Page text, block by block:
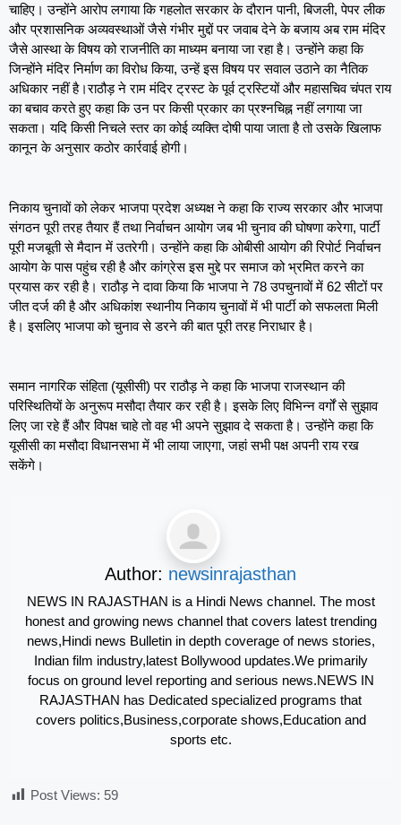
चाहिए। उन्होंने आरोप लगाया कि गहलोत सरकार के दौरान पानी, बिजली, पेपर लीक
और प्रशासनिक अव्यवस्थाओं जैसे गंभीर मुद्दों पर जवाब देने के बजाय अब राम मंदिर
जैसे आस्था के विषय को राजनीति का माध्यम बनाया जा रहा है। उन्होंने कहा कि
जिन्होंने मंदिर निर्माण का विरोध किया, उन्हें इस विषय पर सवाल उठाने का नैतिक
अधिकार नहीं है।राठौड़ ने राम मंदिर ट्रस्ट के पूर्व ट्रस्टियों और महासचिव चंपत राय
का बचाव करते हुए कहा कि उन पर किसी प्रकार का प्रश्नचिह्न नहीं लगाया जा
सकता। यदि किसी निचले स्तर का कोई व्यक्ति दोषी पाया जाता है तो उसके खिलाफ
कानून के अनुसार कठोर कार्रवाई होगी।
निकाय चुनावों को लेकर भाजपा प्रदेश अध्यक्ष ने कहा कि राज्य सरकार और भाजपा
संगठन पूरी तरह तैयार हैं तथा निर्वाचन आयोग जब भी चुनाव की घोषणा करेगा, पार्टी
पूरी मजबूती से मैदान में उतरेगी। उन्होंने कहा कि ओबीसी आयोग की रिपोर्ट निर्वाचन
आयोग के पास पहुंच रही है और कांग्रेस इस मुद्दे पर समाज को भ्रमित करने का
प्रयास कर रही है। राठौड़ ने दावा किया कि भाजपा ने 78 उपचुनावों में 62 सीटों पर
जीत दर्ज की है और अधिकांश स्थानीय निकाय चुनावों में भी पार्टी को सफलता मिली
है। इसलिए भाजपा को चुनाव से डरने की बात पूरी तरह निराधार है।
समान नागरिक संहिता (यूसीसी) पर राठौड़ ने कहा कि भाजपा राजस्थान की
परिस्थितियों के अनुरूप मसौदा तैयार कर रही है। इसके लिए विभिन्न वर्गों से सुझाव
लिए जा रहे हैं और विपक्ष चाहे तो वह भी अपने सुझाव दे सकता है। उन्होंने कहा कि
यूसीसी का मसौदा विधानसभा में भी लाया जाएगा, जहां सभी पक्ष अपनी राय रख
सकेंगे।
Author: newsinrajasthan
NEWS IN RAJASTHAN is a Hindi News channel. The most
honest and growing news channel that covers latest trending
news,Hindi news Bulletin in depth coverage of news stories,
Indian film industry,latest Bollywood updates.We primarily
focus on ground level reporting and serious news.NEWS IN
RAJASTHAN has Dedicated specialized programs that
covers politics,Business,corporate shows,Education and
sports etc.
Post Views: 59